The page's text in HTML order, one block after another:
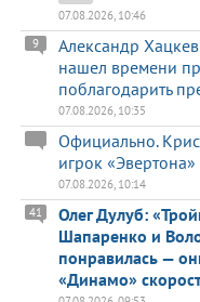
07.08.2026, 10:46
Александр
нашел времени
поблагодарить
9
07.08.2026, 10:35
Официально.
игрок «Эвертона»
07.08.2026, 10:14
Олег Дулуб:
Шапаренко и
понравилась —
«Динамо»
41